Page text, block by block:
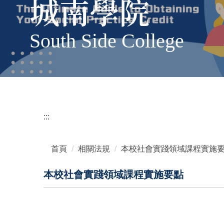
城南學院
South Side College
:::
首頁 相關法規 本校社會實踐領域課程實施
本校社會實踐領域課程實施要點